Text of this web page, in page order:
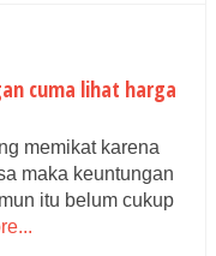
cuma lihat harga
memikat karena
maka keuntungan
itu belum cukup